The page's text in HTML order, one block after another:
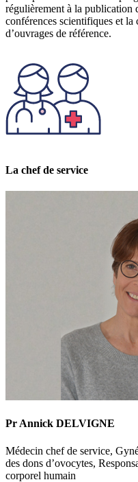
régulièrement à la publication
conférences scientifiques et
d’ouvrages de référence.
La chef de service
Pr Annick DELVIGNE
Médecin chef de service,
des dons d’ovocytes,
corporel humain